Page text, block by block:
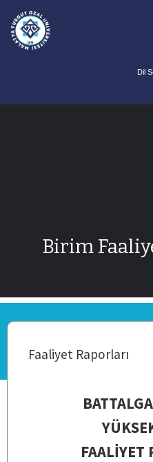
Birim
Faaliyet Raporları
FAALİYET